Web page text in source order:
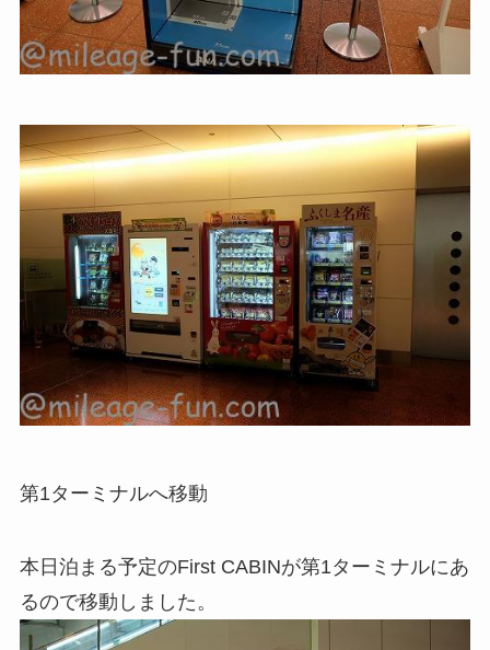
第1ターミナルへ移動
本日泊まる予定のFirst CABINが第1ターミナルにあ
るので移動しました。